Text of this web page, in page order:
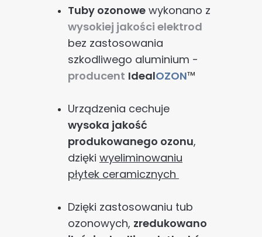
Tuby ozonowe wykonano z
wysokiej jakości elektrod
bez zastosowania
szkodliwego aluminium -
producent IdealOZON™
Urządzenia cechuje
wysoka jakość
produkowanego ozonu,
dzięki wyeliminowaniu
płytek ceramicznych
Dzięki zastosowaniu tub
ozonowych, zredukowano